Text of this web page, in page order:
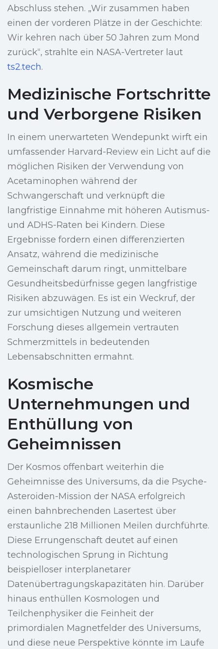
Abschluss stehen. „Wir zusammen haben
einen der vorderen Plätze in der Geschichte:
Wir kehren nach über 50 Jahren zum Mond
zurück“, strahlte ein NASA-Vertreter laut
ts2.tech.
Medizinische Fortschritte
und Verborgene Risiken
In einem unerwarteten Wendepunkt wirft ein
umfassender Harvard-Review ein Licht auf die
möglichen Risiken der Verwendung von
Acetaminophen während der
Schwangerschaft und verknüpft die
langfristige Einnahme mit höheren Autismus-
und ADHS-Raten bei Kindern. Diese
Ergebnisse fordern einen differenzierten
Ansatz, während die medizinische
Gemeinschaft darum ringt, unmittelbare
Gesundheitsbedürfnisse gegen langfristige
Risiken abzuwägen. Es ist ein Weckruf, der
zur umsichtigen Nutzung und weiteren
Forschung dieses allgemein vertrauten
Schmerzmittels in bedeutenden
Lebensabschnitten ermahnt.
Kosmische
Unternehmungen und
Enthüllung von
Geheimnissen
Der Kosmos offenbart weiterhin die
Geheimnisse des Universums, da die Psyche-
Asteroiden-Mission der NASA erfolgreich
einen bahnbrechenden Lasertest über
erstaunliche 218 Millionen Meilen durchführte.
Diese Errungenschaft deutet auf einen
technologischen Sprung in Richtung
beispielloser interplanetarer
Datenübertragungskapazitäten hin. Darüber
hinaus enthüllen Kosmologen und
Teilchenphysiker die Feinheit der
primordialen Magnetfelder des Universums,
und diese neue Perspektive könnte im Laufe